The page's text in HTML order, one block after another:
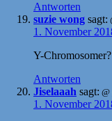
Antworten
suzie wong sagt:
1. November
Y-Chromosomer?
Antworten
Jiselaaah sagt: @
1. November